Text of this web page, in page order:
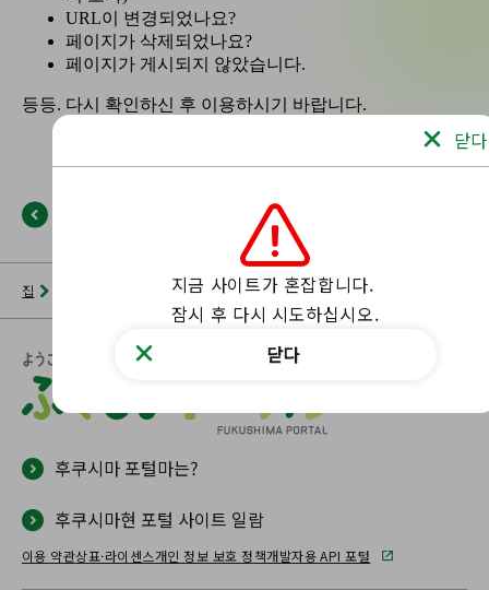
집 후쿠시마 포털 해당 페이지를 찾을 수 없습니다.
후쿠시마 포털마는?
후쿠시마현 포털 사이트 일람
이용 약관상표·라이센스개인 정보 보호 정책개발자용 API 포털
닫다
지금 사이트가 혼잡합니다.
잠시 후 다시 시도하십시오.
닫다